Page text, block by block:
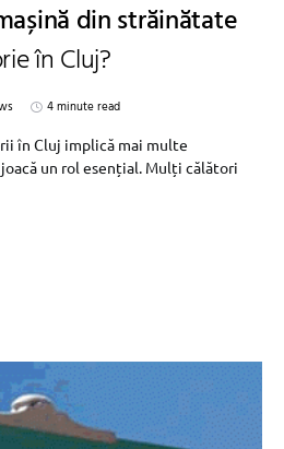
din străinătate
în Cluj?
4 minute read
în Cluj implică mai multe
un rol esențial. Mulți călători